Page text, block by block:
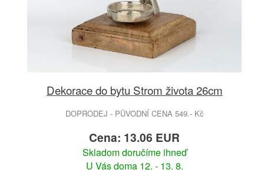
Dekorace do bytu Strom života 26cm
DOPRODEJ - PŮVODNÍ CENA 549.- Kč
Cena: 13.06 EUR
Skladom doručíme ihneď
U Vás doma 12. - 13. 8.